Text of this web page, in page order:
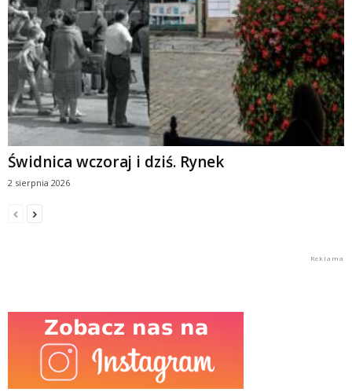
Świdnica wczoraj i dziś. Rynek
2 sierpnia 2026